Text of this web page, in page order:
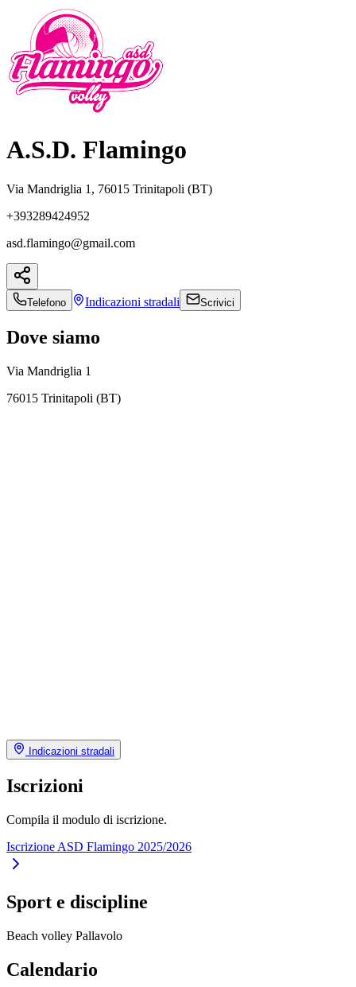
A.S.D. Flamingo
Via Mandriglia 1, 76015 Trinitapoli (BT)
+393289424952
asd.flamingo@gmail.com
Telefono Indicazioni stradali Scrivici
Dove siamo
Via Mandriglia 1
76015 Trinitapoli (BT)
Indicazioni stradali
Iscrizioni
Compila il modulo di iscrizione.
Iscrizione ASD Flamingo 2025/2026
Sport e discipline
Beach volley Pallavolo
Calendario